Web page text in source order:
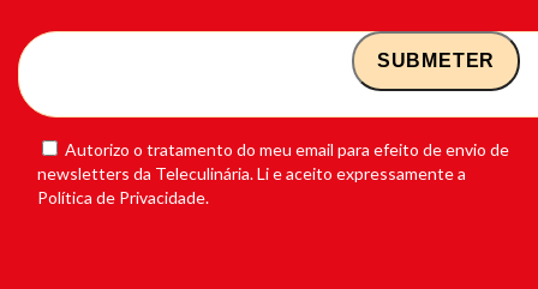
Autorizo o tratamento do meu email para efeito de envio de
newsletters da Teleculinária. Li e aceito expressamente a
Política de Privacidade.